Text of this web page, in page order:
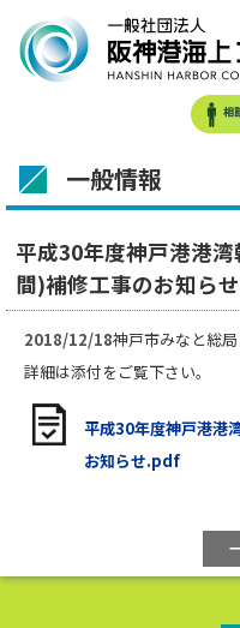
一般情報
平成30年度神戸港港湾
間)補修工事のお知らせ
2018/12/18神戸市みなと総局
詳細は添付をご覧下さい。
平成30年度神戸港港
お知らせ.pdf